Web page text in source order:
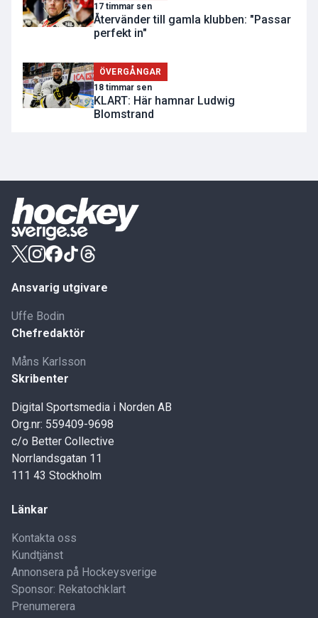
17 timmar sen
Återvänder till gamla klubben: "Passar
perfekt in"
ÖVERGÅNGAR
18 timmar sen
KLART: Här hamnar Ludwig
Blomstrand
Ansvarig utgivare
Uffe Bodin
Chefredaktör
Måns Karlsson
Skribenter
Digital Sportsmedia i Norden AB
Org.nr: 559409-9698
c/o Better Collective
Norrlandsgatan 11
111 43 Stockholm
Länkar
Kontakta oss
Kundtjänst
Annonsera på Hockeysverige
Sponsor: Rekatochklart
Prenumerera